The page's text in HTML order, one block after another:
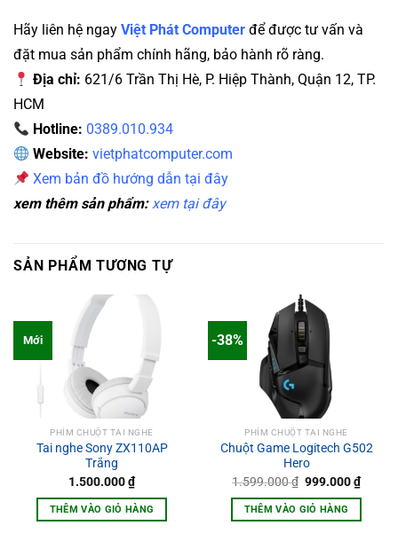
Hãy liên hệ ngay Việt Phát Computer để được tư vấn và
đặt mua sản phẩm chính hãng, bảo hành rõ ràng.
Địa chỉ: 621/6 Trần Thị Hè, P. Hiệp Thành, Quận 12, TP.
HCM
Hotline: 0389.010.934
Website: vietphatcomputer.com
Xem bản đồ hướng dẫn tại đây
xem thêm sản phẩm: xem tại đây
SẢN PHẨM TƯƠNG TỰ
Mới
PHÍM CHUỘT TAI NGHE
Tai nghe Sony ZX110AP
Trắng
1.500.000₫
THÊM VÀO GIỎ HÀNG
-38%
PHÍM CHUỘT TAI NGHE
Chuột Game Logitech G502
Hero
1.599.000₫ Giá
là:
1.599.000 ₫.
999.000₫Giá
hiện
THÊM VÀO GIỎ HÀNG